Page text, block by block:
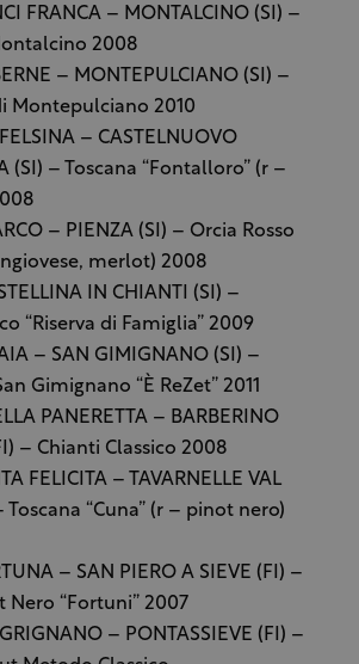
FRANCA – MONTALCINO (SI) –
2008
– MONTEPULCIANO (SI) –
Montepulciano 2010
– CASTELNUOVO
(SI) – Toscana “Fontalloro” (r –
– PIENZA (SI) – Orcia Rosso
merlot) 2008
IN CHIANTI (SI) –
“Riserva di Famiglia” 2009
– SAN GIMIGNANO (SI) –
Gimignano “È ReZet” 2011
PANERETTA – BARBERINO
– Chianti Classico 2008
FELICITA – TAVARNELLE VAL
Toscana “Cuna” (r – pinot nero)
– SAN PIERO A SIEVE (FI) –
Nero “Fortuni” 2007
– PONTASSIEVE (FI) –